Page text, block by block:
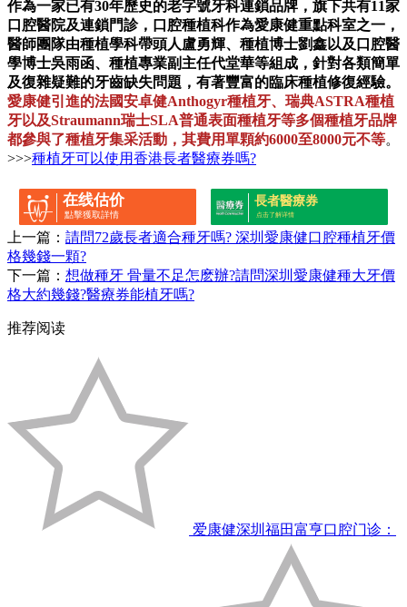
作為一家已有30年歷史的老字號牙科連鎖品牌，旗下共有11家
口腔醫院及連鎖門診，口腔種植科作為愛康健重點科室之一，
醫師團隊由種植學科帶頭人盧勇輝、種植博士劉鑫以及口腔醫
學博士吳雨函、種植專業副主任代堂華等組成，針對各類簡單
及復雜疑難的牙齒缺失問題，有著豐富的臨床種植修復經驗。
愛康健引進的法國安卓健Anthogyr種植牙、瑞典ASTRA種植
牙以及Straumann瑞士SLA普通表面種植牙等多個種植牙品牌
都參與了種植牙集采活動，其費用單顆約6000至8000元不等。
>>>種植牙可以使用香港長者醫療券嗎?
在线估价
點擊獲取詳情
長者醫療券
点击了解详情
上一篇： 請問72歲長者適合種牙嗎? 深圳愛康健口腔種植牙價
格幾錢一顆?
下一篇： 想做種牙 骨量不足怎麽辦?請問深圳愛康健種大牙價
格大約幾錢?醫療券能植牙嗎?
推荐阅读
爱康健深圳福田富亨口腔门诊：